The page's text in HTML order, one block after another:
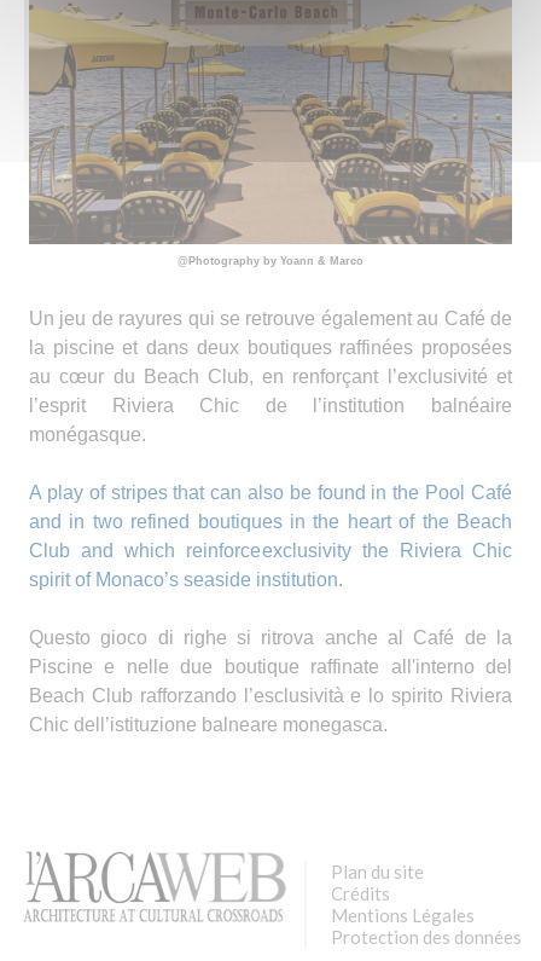
@Photography by Yoann & Marco
Un jeu de rayures qui se retrouve également au Café de
la piscine et dans deux boutiques raffinées proposées
au cœur du Beach Club, en renforçant l’exclusivité et
l’esprit Riviera Chic de l’institution balnéaire
monégasque.
A play of stripes that can also be found in the Pool Café
and in two refined boutiques in the heart of the Beach
Club and which reinforceexclusivity the Riviera Chic
spirit of Monaco’s seaside institution.
Questo gioco di righe si ritrova anche al Café de la
Piscine e nelle due boutique raffinate all'interno del
Beach Club rafforzando l’esclusività e lo spirito Riviera
Chic dell’istituzione balneare monegasca.
Plan du site
Crédits
Mentions Légales
Protection des données